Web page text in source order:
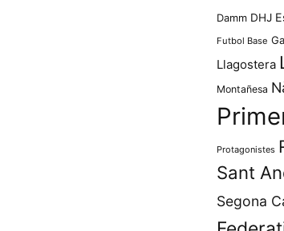
Damm DHJ
Futbol Base
Llagostera
Montañesa
Protagonistes
Sant
Segona